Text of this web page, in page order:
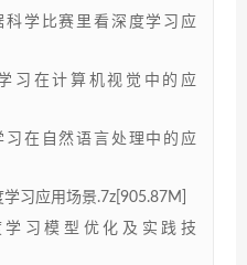
学比赛里看深度学习应
习在计算机视觉中的应
在自然语言处理中的应
习应用场景.7z[905.87M]
习模型优化及实践技